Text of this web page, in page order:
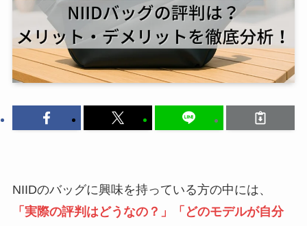
NIIDのバッグに興味を持っている方の中には、
「実際の評判はどうなの？」「どのモデルが自分